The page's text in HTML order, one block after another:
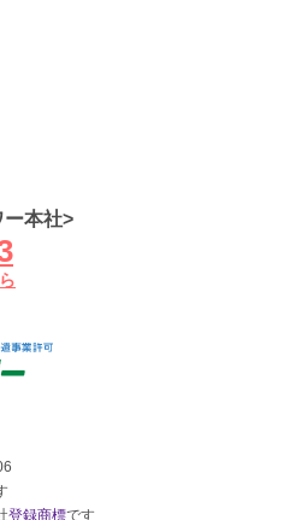
ー本社>
登録商標です